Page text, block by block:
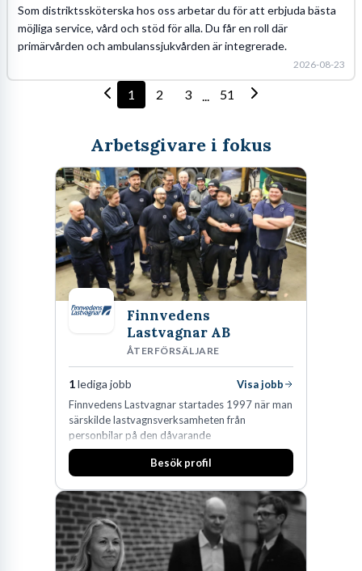
Som distriktssköterska hos oss arbetar du för att erbjuda bästa
möjliga service, vård och stöd för alla. Du får en roll där
primärvården och ambulanssjukvården är integrerade.
2026-08-23
1 2 3 ... 51
Arbetsgivare i fokus
Finnvedens
Lastvagnar AB
ÅTERFÖRSÄLJARE
1lediga jobb
Visa jobb
Finnvedens Lastvagnar startades 1997 när man
särskilde lastvagnsverksamheten från
personbilar på den dåvarande
huvudanläggningen i Värnamo. Sedan dess har
man expanderat kraftigt genom ett antal
den största privata återförsäljaren av Volvo
Lastvagnar och finns representerade på 20
orter i södra Sverige.
Besök profil